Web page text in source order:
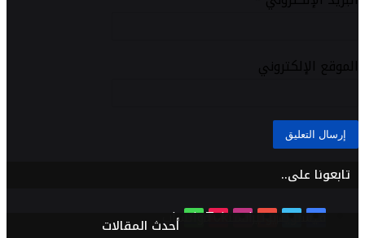
الموقع الإلكتروني
تابعونا على..
فيسبوك
تويتريوتيوبانستقرام
TikTokواتسابأحدث المقالات